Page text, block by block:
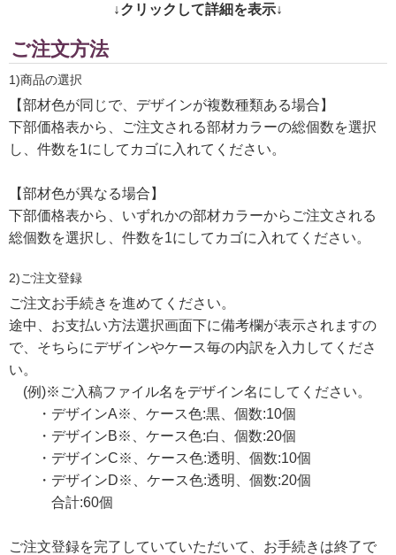
↓クリックして詳細を表示↓
ご注文方法
1)商品の選択
【部材色が同じで、デザインが複数種類ある場合】
下部価格表から、ご注文される部材カラーの総個数を選択
し、件数を1にしてカゴに入れてください。
【部材色が異なる場合】
下部価格表から、いずれかの部材カラーからご注文される
総個数を選択し、件数を1にしてカゴに入れてください。
2)ご注文登録
ご注文お手続きを進めてください。
途中、お支払い方法選択画面下に備考欄が表示されますの
で、そちらにデザインやケース毎の内訳を入力してくださ
い。
(例)※ご入稿ファイル名をデザイン名にしてください。
・デザインA※、ケース色:黒、個数:10個
・デザインB※、ケース色:白、個数:20個
・デザインC※、ケース色:透明、個数:10個
・デザインD※、ケース色:透明、個数:20個
合計:60個
ご注文登録を完了していていただいて、お手続きは終了で